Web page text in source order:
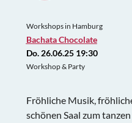
Workshops in Hamburg
Bachata Chocolate
Do. 26.06.25 19:30
Workshop & Party
Fröhliche Musik,
schönen Saal zum